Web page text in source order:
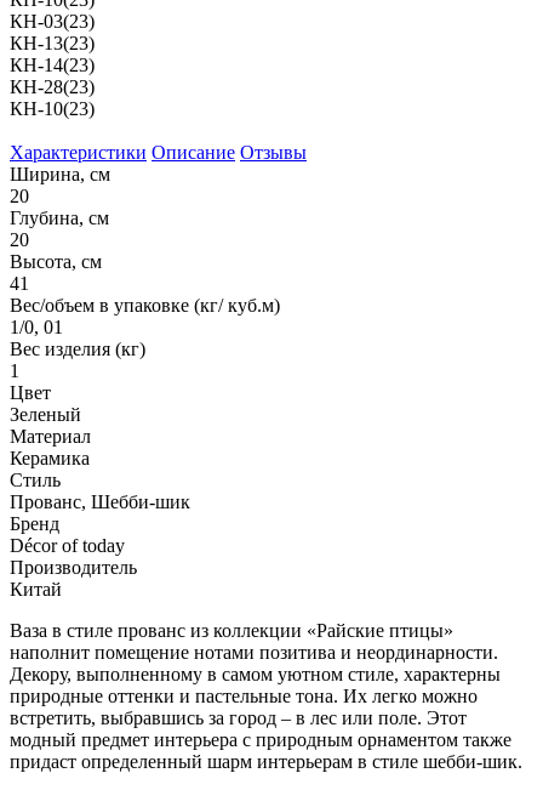
КН-03(23)
КН-13(23)
КН-14(23)
КН-28(23)
КН-10(23)
Характеристики Описание Отзывы
Ширина, см
20
Глубина, см
20
Высота, см
41
Вес/объем в упаковке (кг/ куб.м)
1/0, 01
Вес изделия (кг)
1
Цвет
Зеленый
Материал
Керамика
Стиль
Прованс, Шебби-шик
Бренд
Décor of today
Производитель
Китай
Ваза в стиле прованс из коллекции «Райские птицы»
наполнит помещение нотами позитива и неординарности.
Декору, выполненному в самом уютном стиле, характерны
природные оттенки и пастельные тона. Их легко можно
встретить, выбравшись за город – в лес или поле. Этот
модный предмет интерьера с природным орнаментом также
придаст определенный шарм интерьерам в стиле шебби-шик.